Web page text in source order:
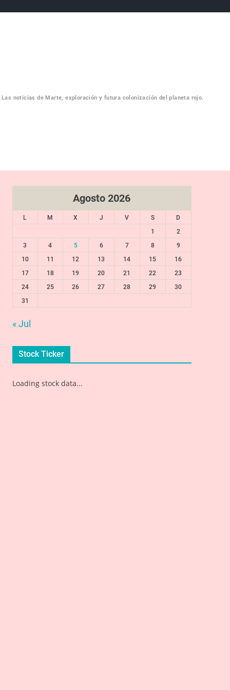
Las noticias de Marte, exploración y futura colonización del planeta rojo.
Agosto 2026
L M X J V S
D
1
2
3
4 5 6 7 8
9
10
11 12 13 14 15
16
17
18 19 20 21 22
23
24
25 26 27 28 29
30
31
« Jul
Stock Ticker
Loading stock data...